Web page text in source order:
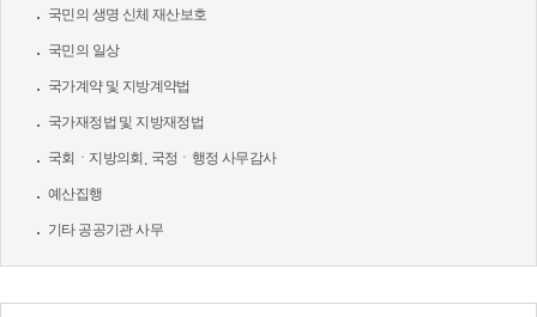
국민의 생명 신체 재산보호
국민의 일상
국가계약 및 지방계약법
국가재정법 및 지방재정법
국회ㆍ지방의회, 국정ㆍ행정 사무감사
예산집행
기타 공공기관 사무